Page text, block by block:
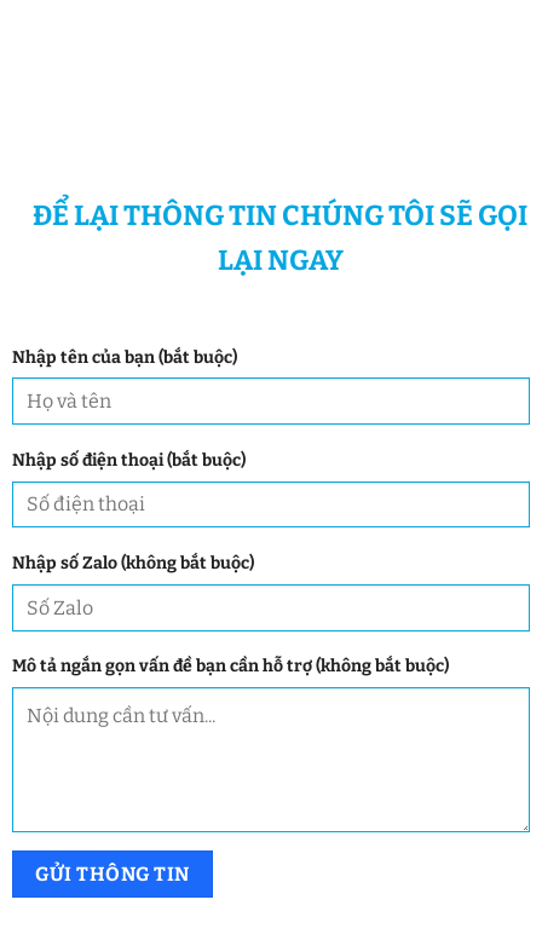
ĐỂ LẠI THÔNG TIN CHÚNG TÔI SẼ GỌI
LẠI NGAY
Nhập tên của bạn (bắt buộc)
Nhập số điện thoại (bắt buộc)
Nhập số Zalo (không bắt buộc)
Mô tả ngắn gọn vấn đề bạn cần hỗ trợ (không bắt buộc)